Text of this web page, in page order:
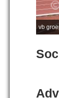
vb